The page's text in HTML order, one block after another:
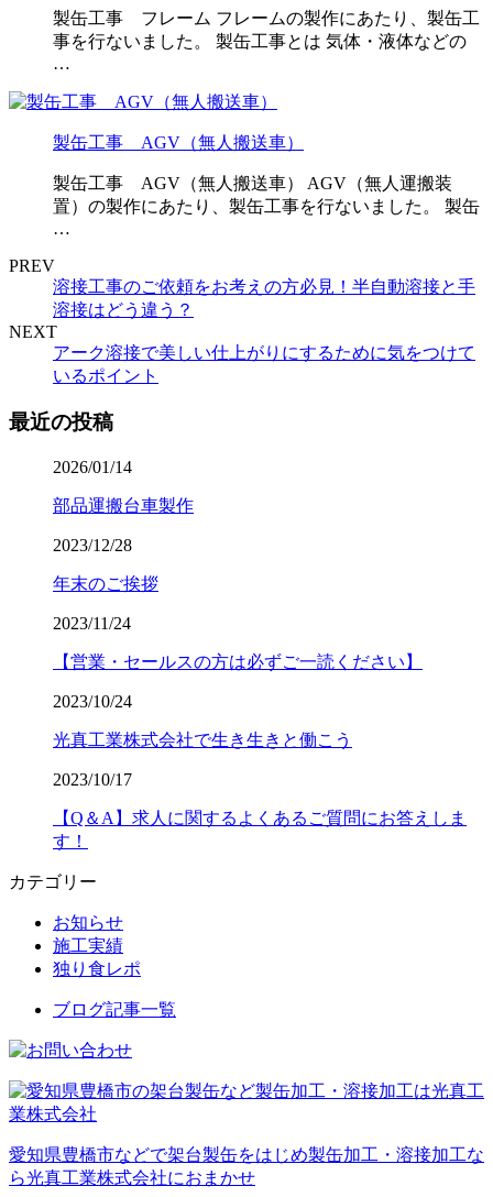
製缶工事 フレーム フレームの製作にあたり、製缶工
事を行ないました。 製缶工事とは 気体・液体などの
…
製缶工事 AGV（無人搬送車）
製缶工事 AGV（無人搬送車） AGV（無人運搬装
置）の製作にあたり、製缶工事を行ないました。 製缶
…
PREV
溶接工事のご依頼をお考えの方必見！半自動溶接と手
溶接はどう違う？
NEXT
アーク溶接で美しい仕上がりにするために気をつけて
いるポイント
最近の投稿
2026/01/14
部品運搬台車製作
2023/12/28
年末のご挨拶
2023/11/24
【営業・セールスの方は必ずご一読ください】
2023/10/24
光真工業株式会社で生き生きと働こう
2023/10/17
【Q＆A】求人に関するよくあるご質問にお答えしま
す！
カテゴリー
お知らせ
施工実績
独り食レポ
ブログ記事一覧
愛知県豊橋市などで架台製缶をはじめ製缶加工・溶接加工な
ら光真工業株式会社におまかせ